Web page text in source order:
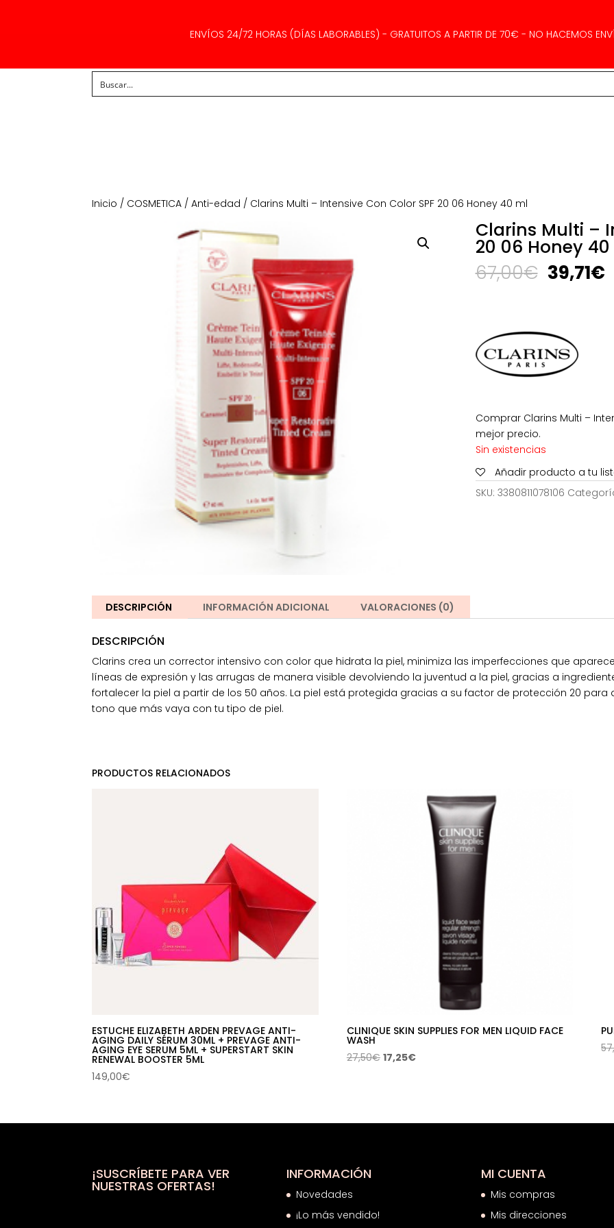
ENVÍOS 24/72 HORAS (DÍAS LABORABLES) - GRATUITOS A PARTIR DE 70€ - NO HACEMOS
Inicio / COSMETICA /Anti-edad / Clarins Multi – Intensive Con Color SPF 20 06 Honey 40 ml
Clarins Multi –
20 06 Honey
67,00€ El
precio
67,00€.
39,71€El
Comprar Clarins Multi –
mejor precio.
Sin existencias
Añadir producto a tu
SKU: 3380811078106
DESCRIPCIÓN INFORMACIÓN ADICIONAL VALORACIONES (0)
DESCRIPCIÓN
Clarins crea un corrector intensivo con color que hidrata la piel, minimiza las imperfecciones que
líneas de expresión y las arrugas de manera visible devolviendo la juventud a la piel, gracias a
fortalecer la piel a partir de los 50 años. La piel está protegida gracias a su factor de protección 20 para
tono que más vaya con tu tipo de piel.
PRODUCTOS RELACIONADOS
ESTUCHE ELIZABETH ARDEN PREVAGE ANTI-
AGING DAILY SÉRUM 30ML + PREVAGE ANTI-
AGING EYE SERUM 5ML + SUPERSTART SKIN
RENEWAL BOOSTER 5ML
149,00€
CLINIQUE SKIN SUPPLIES FOR MEN LIQUID FACE
WASH
27,50€ El
27,50€.
17,25€El
17,25€.
¡SUSCRÍBETE PARA VER
NUESTRAS OFERTAS!
INFORMACIÓN
Novedades
¡Lo más vendido!
MI CUENTA
Mis compras
Mis direcciones